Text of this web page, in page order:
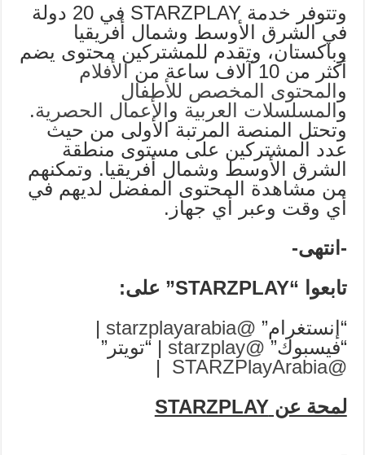
وتتوفر خدمة STARZPLAY في 20 دولة
في الشرق الأوسط وشمال أفريقيا
وباكستان، وتقدم للمشتركين محتوى يضم
أكثر من 10 آلاف ساعة من
الأفلام
والمحتوى المخصص للأطفال
والمسلسلات العربية والأعمال الحصرية.
وتحتل المنصة المرتبة الأولى من حيث
عدد المشتركين على مستوى منطقة
الشرق الأوسط وشمال أفريقيا. وتمكنهم
من مشاهدة المحتوى المفضل لديهم في
أي وقت وعبر أي جهاز.
-انتهى-
تابعوا “STARZPLAY” على:
“إنستغرام” @starzplayarabia
|
“فيسبوك” @starzplay
| “تويتر”
@STARZPlayArabia
|
لمحة عنSTARZPLAY